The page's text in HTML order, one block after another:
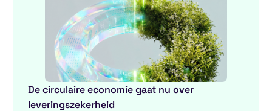
De circulaire economie gaat nu over
leveringszekerheid